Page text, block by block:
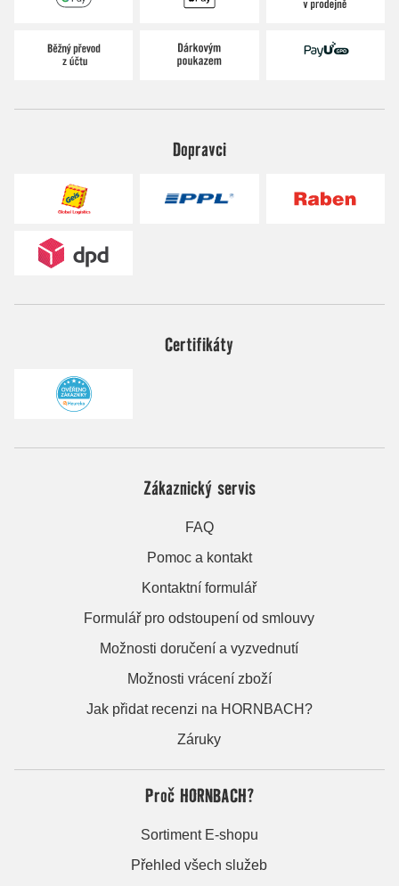
Dopravci
Certifikáty
Zákaznický servis
FAQ
Pomoc a kontakt
Kontaktní formulář
Formulář pro odstoupení od smlouvy
Možnosti doručení a vyzvednutí
Možnosti vrácení zboží
Jak přidat recenzi na HORNBACH?
Záruky
Proč HORNBACH?
Sortiment E-shopu
Přehled všech služeb